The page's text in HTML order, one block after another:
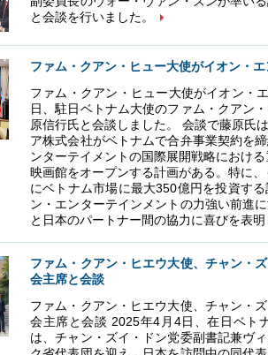
と会談を行いました。
ファム・クアン・ヒュー大使がイオン・
ファム・クアン・ヒュー大使がイオン・
日、駐日ベトナム大使のファム・クアン
原信行氏と会談しました。 会談で藤原氏
ア株式会社がベトナムで合弁事業契約を
ンターテイメントの国際展開戦略におけ
映画館をオープンする計画がある。特に
にベトナム市場に最大350億円を投資す
ン・エンターテインメントの力強い前進
と日本のパートナー間の協力に喜びを表明
ファム・クアン・ヒエウ大使、チャン・
会主席と会談
ファム・クアン・ヒエウ大使、チャン・
会主席と会談 2025年4月4日、在日ベト
は、チャン・ズイ・ドン党委副書記兼ヴ